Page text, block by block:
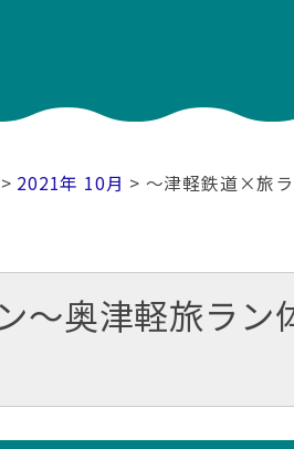
> 2021年 10月 > ～津軽鉄道×旅
～奥津軽旅ラン